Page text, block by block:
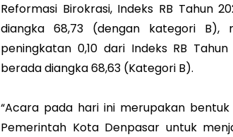
Reformasi Birokrasi, Indeks RB Tahun
diangka 68,73 (dengan kategori B),
peningkatan 0,10 dari Indeks RB Tahun
berada diangka 68,63 (Kategori B).
“Acara pada hari ini merupakan
Pemerintah Kota Denpasar untuk